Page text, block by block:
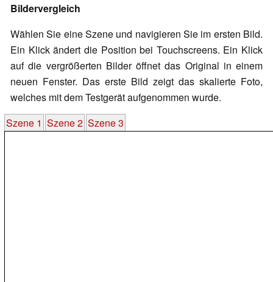
Bildervergleich
Wählen Sie eine Szene und navigieren Sie im ersten Bild.
Ein Klick ändert die Position bei Touchscreens. Ein Klick
auf die vergrößerten Bilder öffnet das Original in einem
neuen Fenster. Das erste Bild zeigt das skalierte Foto,
welches mit dem Testgerät aufgenommen wurde.
Szene 1 Szene 2 Szene 3